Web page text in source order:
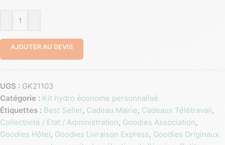
AJOUTER AU DEVIS
UGS : GK21103
Catégorie : Kit hydro économe personnalisé
Étiquettes : Best Seller, Cadeau Mairie, Cadeaux Télétravail,
Collectivité / Etat / Administration, Goodies Association,
Goodies Hôtel, Goodies Livraison Express, Goodies Originaux